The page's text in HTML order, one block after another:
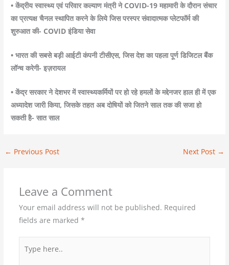
• केंद्रीय स्वास्थ्य एवं परिवार कल्याण मंत्री ने COVID-19 महामारी के दौरान संचार
का प्रत्यक्ष चैनल स्थापित करने के लिये जिस परस्पर संवादात्मक प्लेटफॉर्म की
शुरुआत की- COVID इंडिया सेवा
• भारत की सबसे बड़ी आईटी कंपनी टीसीएस, जिस देश का पहला पूर्ण डिजिटल बैंक
लॉन्च करेगी- इज़रायल
• केंद्र सरकार ने देशभर में स्वास्थ्यकर्मियों पर हो रहे हमलों के मद्देनजर हाल ही में एक
अध्यादेश जारी किया, जिसके तहत अब दोषियों को जितने साल तक की सजा हो
सकती है- सात साल
← Previous Post Next Post →
Leave a Comment
Your email address will not be published. Required
fields are marked *
here..